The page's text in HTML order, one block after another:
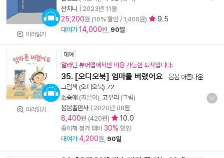
미리읽기
산지니
2023년 11월
25,200원 (10% 할인 / 1,400원) 9.5
대여가 14,000원, 90일
미리읽기
대여
알라딘 뷰어앱에서만 이용 가능한 도서입니다.
35. [오디오북] 엄마를 버렸어요 - 봄봄 아름다운
그림책 (오디오북) 72
소중애 (지은이), 고우리 (그림)
봄봄출판사
2020년 08월
8,400원 (420원) 10.0
종이책 정가 대비 30% 할인
대여가 4,200원, 90일